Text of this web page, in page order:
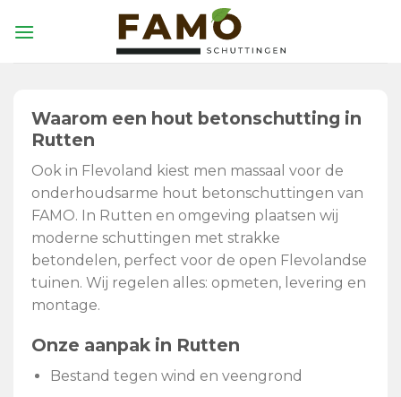
Waarom een hout betonschutting in
Rutten
Ook in Flevoland kiest men massaal voor de
onderhoudsarme hout betonschuttingen van
FAMO. In Rutten en omgeving plaatsen wij
moderne schuttingen met strakke
betondelen, perfect voor de open Flevolandse
tuinen. Wij regelen alles: opmeten, levering en
montage.
Onze aanpak in Rutten
Bestand tegen wind en veengrond